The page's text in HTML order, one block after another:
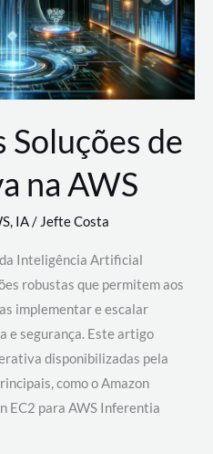
Soluções de
na AWS
, IA/Jefte Costa
Inteligência Artificial
robustas que permitem aos
implementar e escalar
e segurança. Este artigo
disponibilizadas pela
como o Amazon
EC2 para AWS Inferentia